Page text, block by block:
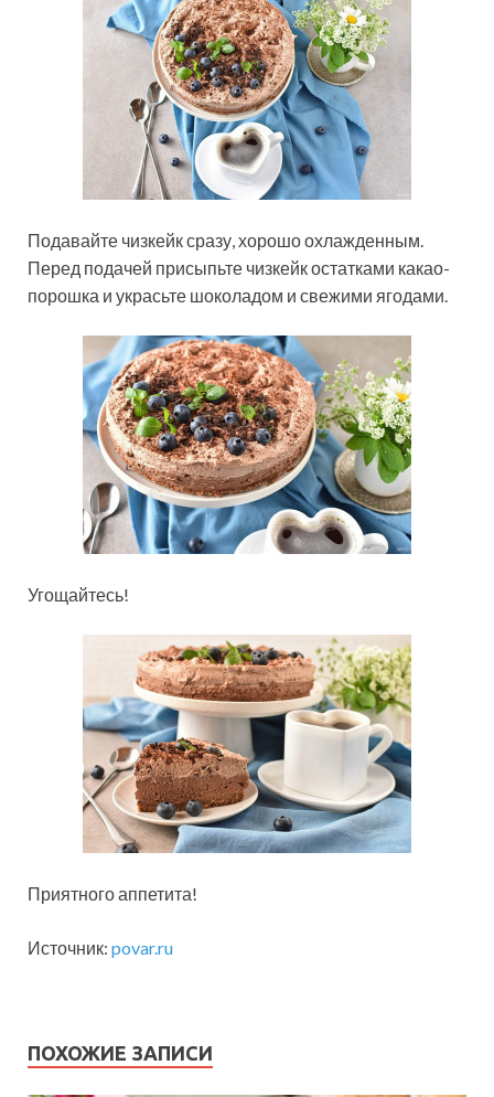
Подавайте чизкейк сразу, хорошо охлажденным.
Перед подачей присыпьте чизкейк остатками какао-
порошка и украсьте шоколадом и свежими ягодами.
Угощайтесь!
Приятного аппетита!
Источник: povar.ru
ПОХОЖИЕ ЗАПИСИ